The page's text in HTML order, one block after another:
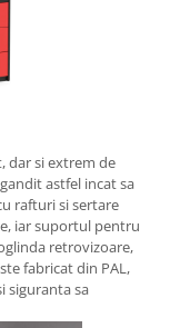
dar si extrem de
astfel incat sa
rafturi si sertare
iar suportul pentru
retrovizoare,
fabricat din PAL,
siguranta sa